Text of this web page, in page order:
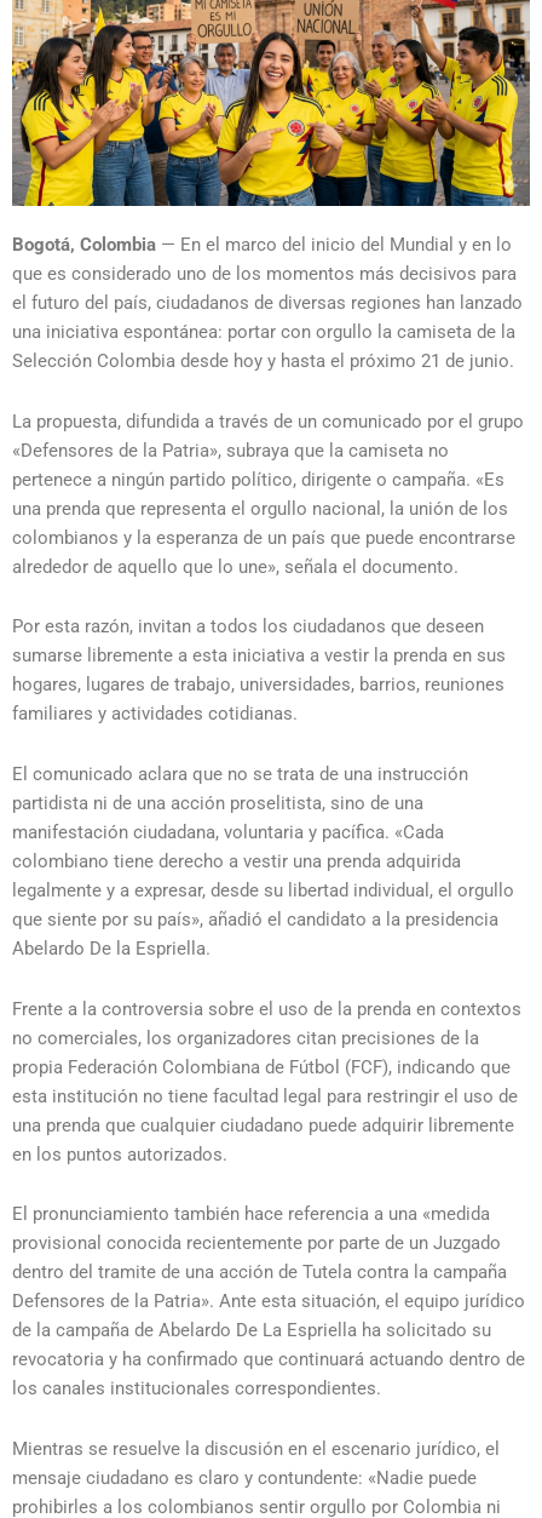
Bogotá, Colombia — En el marco del inicio del Mundial y en lo
que es considerado uno de los momentos más decisivos para
el futuro del país, ciudadanos de diversas regiones han lanzado
una iniciativa espontánea: portar con orgullo la camiseta de la
Selección Colombia desde hoy y hasta el próximo 21 de junio.
La propuesta, difundida a través de un comunicado por el grupo
«Defensores de la Patria», subraya que la camiseta no
pertenece a ningún partido político, dirigente o campaña. «Es
una prenda que representa el orgullo nacional, la unión de los
colombianos y la esperanza de un país que puede encontrarse
alrededor de aquello que lo une», señala el documento.
Por esta razón, invitan a todos los ciudadanos que deseen
sumarse libremente a esta iniciativa a vestir la prenda en sus
hogares, lugares de trabajo, universidades, barrios, reuniones
familiares y actividades cotidianas.
El comunicado aclara que no se trata de una instrucción
partidista ni de una acción proselitista, sino de una
manifestación ciudadana, voluntaria y pacífica. «Cada
colombiano tiene derecho a vestir una prenda adquirida
legalmente y a expresar, desde su libertad individual, el orgullo
que siente por su país», añadió el candidato a la presidencia
Abelardo De la Espriella.
Frente a la controversia sobre el uso de la prenda en contextos
no comerciales, los organizadores citan precisiones de la
propia Federación Colombiana de Fútbol (FCF), indicando que
esta institución no tiene facultad legal para restringir el uso de
una prenda que cualquier ciudadano puede adquirir libremente
en los puntos autorizados.
El pronunciamiento también hace referencia a una «medida
provisional conocida recientemente por parte de un Juzgado
dentro del tramite de una acción de Tutela contra la campaña
Defensores de la Patria». Ante esta situación, el equipo jurídico
de la campaña de Abelardo De La Espriella ha solicitado su
revocatoria y ha confirmado que continuará actuando dentro de
los canales institucionales correspondientes.
Mientras se resuelve la discusión en el escenario jurídico, el
mensaje ciudadano es claro y contundente: «Nadie puede
prohibirles a los colombianos sentir orgullo por Colombia ni